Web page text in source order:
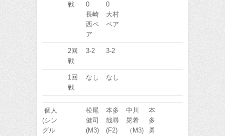
戦
0
長崎
西ペ
ア
0
大村
ペア
2回
戦
3-2 3-2
1回
戦
なし なし
個人
(シン
グル
松尾
健司
(M3)
本多
哉尋
(F2)
中川
晃希
（M3)
本
多
勇